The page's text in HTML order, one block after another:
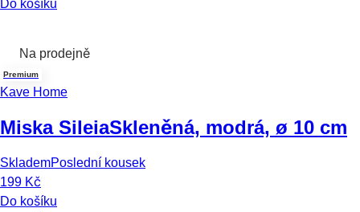
Do košíku
Na prodejně
Premium
Kave Home
Miska SileiaSkleněná, modrá, ø 10 cm
SklademPoslední kousek
199 Kč
Do košíku